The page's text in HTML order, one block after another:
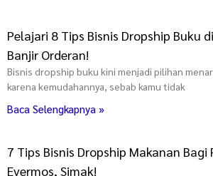
Pelajari 8 Tips Bisnis Dropship Buku
Banjir Orderan!
Bisnis dropship buku kini menjadi pilihan
karena kemudahannya, sebab kamu tidak
Baca Selengkapnya »
7 Tips Bisnis Dropship Makanan Bagi
Evermos, Simak!